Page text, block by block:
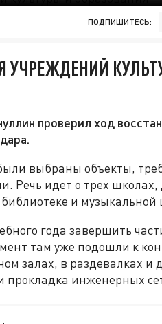
ПОДПИШИТЕСЬ:
УЧРЕЖДЕНИЙ
проверил ход
выбраны объекты,
Речь идет о трех школах,
и музыкальной
года завершить
там уже подошли к
залах, в раздевалках и
инженерных